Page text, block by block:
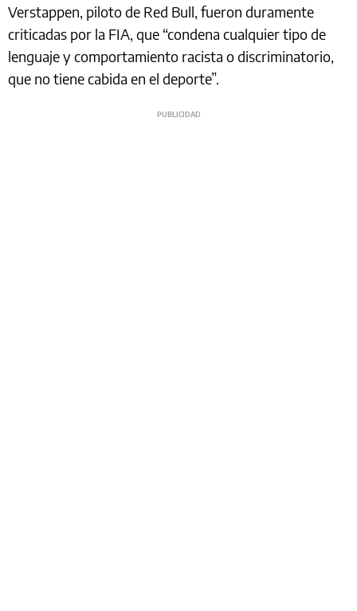
Verstappen, piloto de Red Bull, fueron duramente
criticadas por la FIA, que “condena cualquier tipo de
lenguaje y comportamiento racista o discriminatorio,
que no tiene cabida en el deporte”.